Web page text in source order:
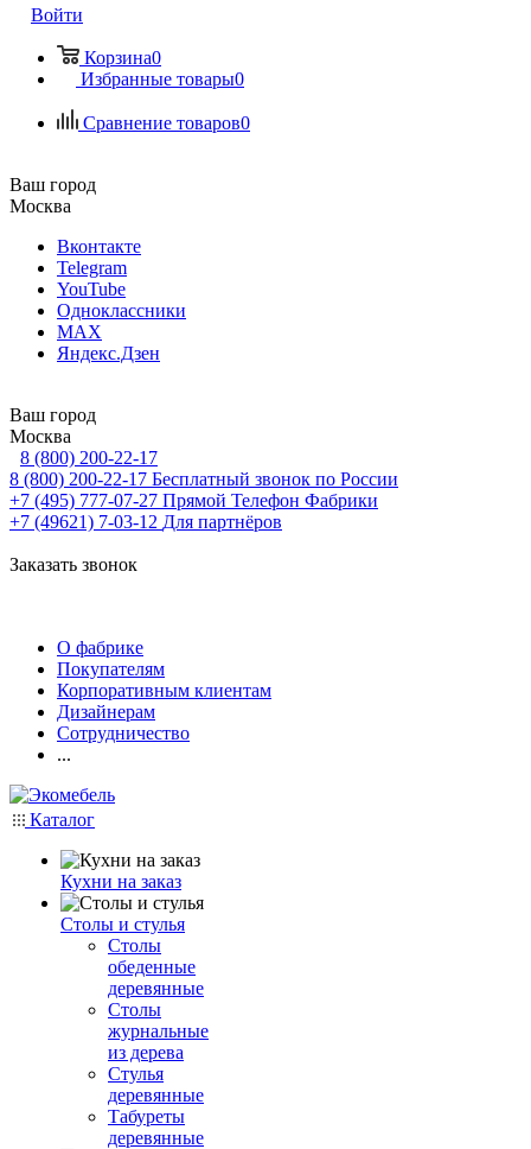
Войти
Корзина0
Избранные товары0
Сравнение товаров0
Ваш город
Москва
Вконтакте
Telegram
YouTube
Одноклассники
MAX
Яндекс.Дзен
Ваш город
Москва
8 (800) 200-22-17
8 (800) 200-22-17 Бесплатный звонок по России
+7 (495) 777-07-27 Прямой Телефон Фабрики
+7 (49621) 7-03-12 Для партнёров
Заказать звонок
О фабрике
Покупателям
Корпоративным клиентам
Дизайнерам
Сотрудничество
...
Каталог
Кухни на заказ
Столы и стулья
Столы
обеденные
деревянные
Столы
журнальные
из дерева
Стулья
деревянные
Табуреты
деревянные